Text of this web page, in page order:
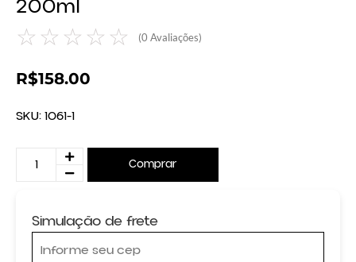
200ml
☆ ☆ ☆ ☆ ☆ (0 Avaliações)
R$158.00
SKU:1061-1
Comprar
Simulação de frete